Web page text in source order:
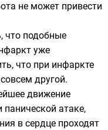
не может привести
что подобные
уже
что при инфаркте
другой.
движение
панической атаке,
в сердце проходят